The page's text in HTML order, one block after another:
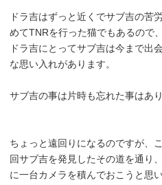
ドラ吉はずっと近くでサブ吉の苦
めてTNRを行った猫でもあるので
ドラ吉にとってサブ吉は今まで出
な思い入れがあります。
サブ吉の事は片時も忘れた事はあり
ちょっと遠回りになるのですが、
回サブ吉を発見したその道を通り
に一台カメラを積んでおこうと思い